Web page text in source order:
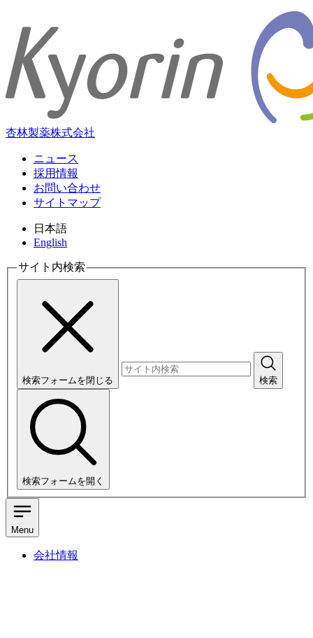
杏林製薬株式会社
ニュース
採用情報
お問い合わせ
サイトマップ
日本語
English
サイト内検索
検索フォームを閉じる 検索
検索フォームを開く
Menu
会社情報